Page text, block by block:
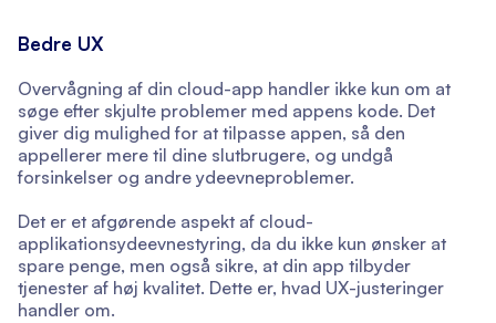
Bedre UX
Overvågning af din cloud-app handler ikke kun om at
søge efter skjulte problemer med appens kode. Det
giver dig mulighed for at tilpasse appen, så den
appellerer mere til dine slutbrugere, og undgå
forsinkelser og andre ydeevneproblemer.
Det er et afgørende aspekt af cloud-
applikationsydeevnestyring, da du ikke kun ønsker at
spare penge, men også sikre, at din app tilbyder
tjenester af høj kvalitet. Dette er, hvad UX-justeringer
handler om.